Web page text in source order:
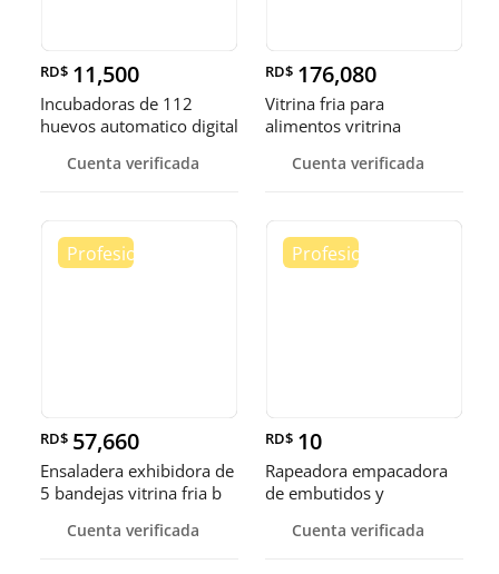
RD$ 11,500
Incubadoras de 112
huevos automatico digital
Cuenta verificada
RD$ 176,080
Vitrina fria para
alimentos vritrina
Cuenta verificada
RD$ 57,660
Ensaladera exhibidora de
5 bandejas vitrina fria b
Cuenta verificada
RD$ 10
Rapeadora empacadora
de embutidos y
Cuenta verificada